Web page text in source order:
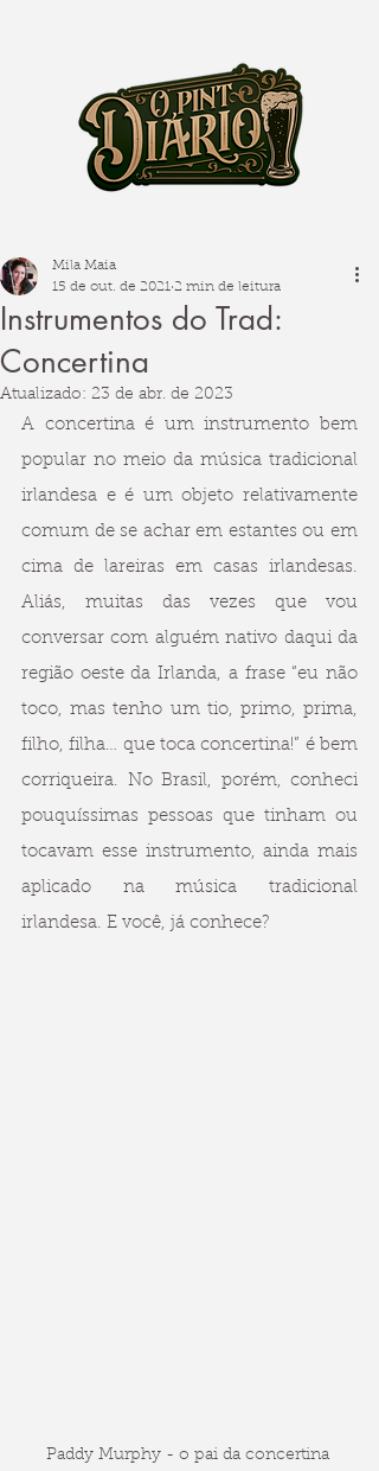
Instrumentos do Trad:
Concertina
Mila Maia
15 de out. de 2021 2 min de leitura
Atualizado: 23 de abr. de 2023
A concertina é um instrumento bem
popular no meio da música tradicional
irlandesa e é um objeto relativamente
comum de se achar em estantes ou em
cima de lareiras em casas irlandesas.
Aliás, muitas das vezes que vou
conversar com alguém nativo daqui da
região oeste da Irlanda, a frase “eu não
toco, mas tenho um tio, primo, prima,
filho, filha… que toca concertina!” é bem
corriqueira. No Brasil, porém, conheci
pouquíssimas pessoas que tinham ou
tocavam esse instrumento, ainda mais
aplicado na música tradicional
irlandesa. E você, já conhece?
Paddy Murphy - o pai da concertina